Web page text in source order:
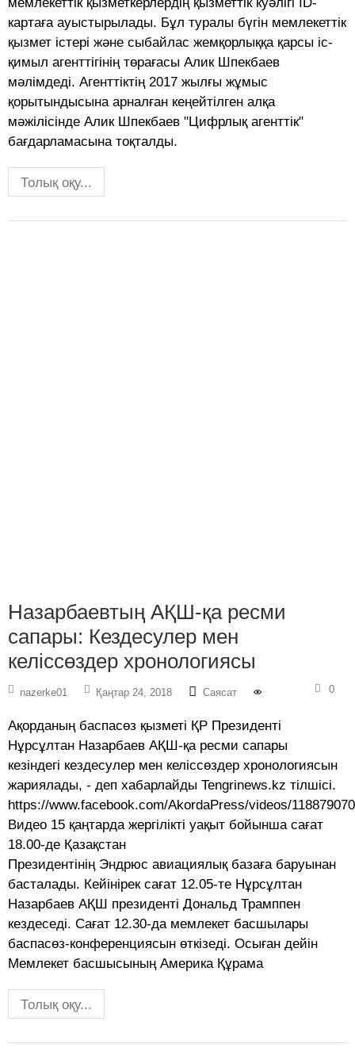
мемлекеттік қызметкерлердің қызметтік куәлігі ID-
картаға ауыстырылады. Бұл туралы бүгін мемлекеттік
қызмет істері және сыбайлас жемқорлыққа қарсы іс-
қимыл агенттігінің төрағасы Алик Шпекбаев
мәлімдеді. Агенттіктің 2017 жылғы жұмыс
қорытындысына арналған кеңейтілген алқа
мәжілісінде Алик Шпекбаев "Цифрлық агенттік"
бағдарламасына тоқталды.
Толық оқу...
Назарбаевтың АҚШ-қа ресми
сапары: Кездесулер мен
келіссөздер хронологиясы
nazerke01 Қаңтар 24, 2018 Саясат 0
Ақорданың баспасөз қызметі ҚР Президенті
Нұрсұлтан Назарбаев АҚШ-қа ресми сапары
кезіндегі кездесулер мен келіссөздер хронологиясын
жариялады, - деп хабарлайды Tengrinews.kz тілшісі.
https://www.facebook.com/AkordaPress/videos/
Видео 15 қаңтарда жергілікті уақыт бойынша сағат
18.00-де Қазақстан
Президентінің Эндрюс авиациялық базаға баруынан
басталады. Кейінірек сағат 12.05-те Нұрсұлтан
Назарбаев АҚШ президенті Дональд Трамппен
кездеседі. Сағат 12.30-да мемлекет басшылары
баспасөз-конференциясын өткізеді. Осыған дейін
Мемлекет басшысының Америка Құрама
Толық оқу...